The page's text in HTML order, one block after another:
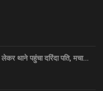
लेकर थाने पहुंचा दरिंदा पति, मचा…